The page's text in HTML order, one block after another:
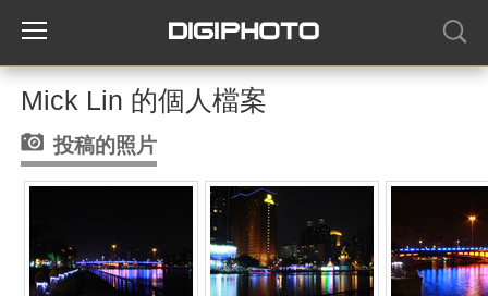
Mick Lin 的個人檔案
投稿的照片